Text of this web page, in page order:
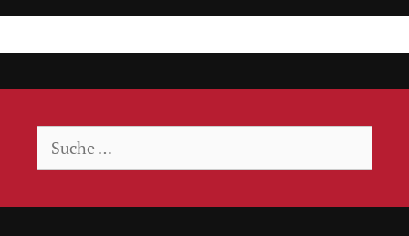
Suche